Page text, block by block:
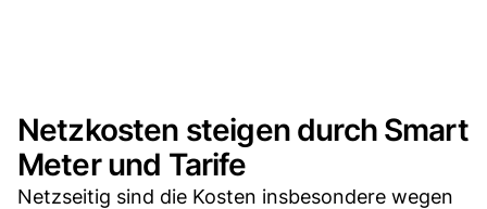
Netzkosten steigen durch Smart
Meter und Tarife
Netzseitig sind die Kosten insbesondere wegen